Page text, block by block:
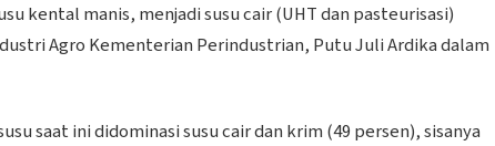
kental manis, menjadi susu cair (UHT dan pasteurisasi)
Agro Kementerian Perindustrian, Putu Juli Ardika dalam
saat ini didominasi susu cair dan krim (49 persen), sisanya